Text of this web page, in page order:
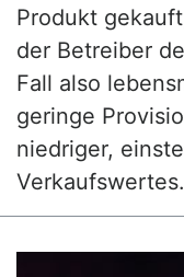
Produkt
der Betreiber
Fall also
geringe
niedriger,
Verkaufswertes.